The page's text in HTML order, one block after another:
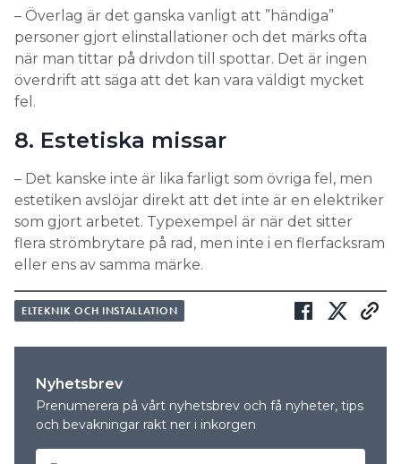
– Överlag är det ganska vanligt att ”händiga”
personer gjort elinstallationer och det märks ofta
när man tittar på drivdon till spottar. Det är ingen
överdrift att säga att det kan vara väldigt mycket
fel.
8. Estetiska missar
– Det kanske inte är lika farligt som övriga fel, men
estetiken avslöjar direkt att det inte är en elektriker
som gjort arbetet. Typexempel är när det sitter
flera strömbrytare på rad, men inte i en flerfacksram
eller ens av samma märke.
ELTEKNIK OCH INSTALLATION
Nyhetsbrev
Prenumerera på vårt nyhetsbrev och få nyheter, tips
och bevakningar rakt ner i inkorgen